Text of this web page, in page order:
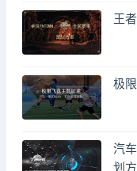
王
极
汽
划